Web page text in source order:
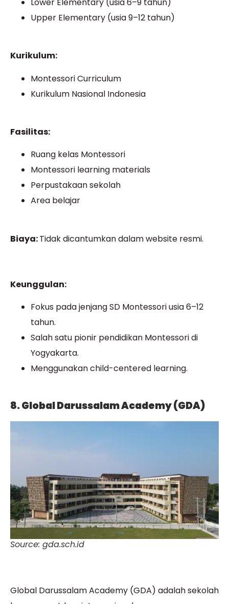
Upper Elementary (usia 9–12 tahun)
Kurikulum:
Montessori Curriculum
Kurikulum Nasional Indonesia
Fasilitas:
Ruang kelas Montessori
Montessori learning materials
Perpustakaan sekolah
Area belajar
Biaya:Tidak dicantumkan dalam website resmi.
Keunggulan:
Fokus pada jenjang SD Montessori usia 6–12
tahun.
Salah satu pionir pendidikan Montessori di
Yogyakarta.
Menggunakan child-centered learning.
8. Global Darussalam Academy (GDA)
Source: gda.sch.id
Global Darussalam Academy (GDA) adalah sekolah